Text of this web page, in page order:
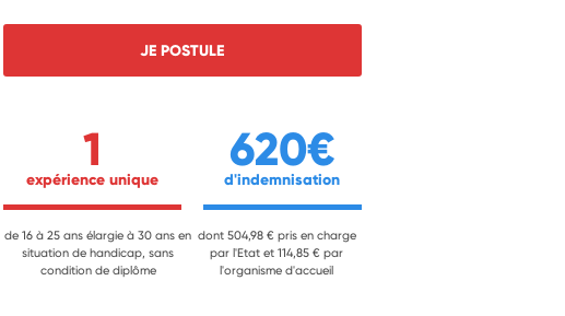
JE POSTULE
1
expérience unique
de 16 à 25 ans élargie à 30 ans en
situation de handicap, sans
condition de diplôme
620€
d'indemnisation
dont 504,98 € pris en charge
par l'Etat et 114,85 € par
l'organisme d'accueil